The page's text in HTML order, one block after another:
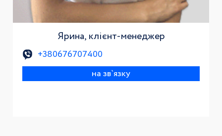
Ярина, клієнт-менеджер
+380676707400
на зв`язку